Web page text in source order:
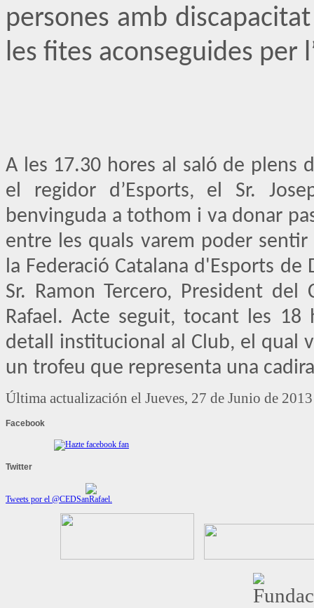
persones amb
les fites aconseguides per
A les 17.30 hores al saló de plens
el regidor d’Esports, el Sr.
benvinguda a tothom i va donar
entre les quals varem poder sentir
la Federació Catalana d'Esports de
Sr. Ramon Tercero, President del
Rafael. Acte seguit, tocant les
detall institucional al Club, el qual
un trofeu que representa una
Última actualización el Jueves, 27 de Junio de
Facebook
Twitter
Tweets por el @CEDSanRafael.